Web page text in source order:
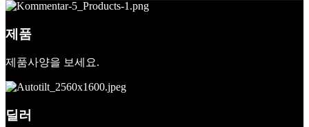
제품
제품사양을 보세요.
딜러